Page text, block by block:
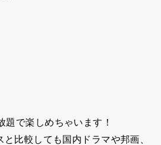
題 で楽しめちゃいます！
比較しても国内ドラマや邦画、